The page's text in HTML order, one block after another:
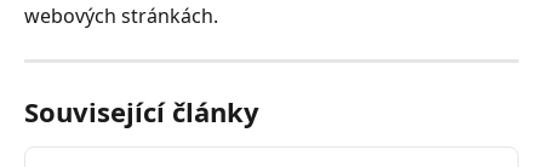
webových stránkách.
Související články